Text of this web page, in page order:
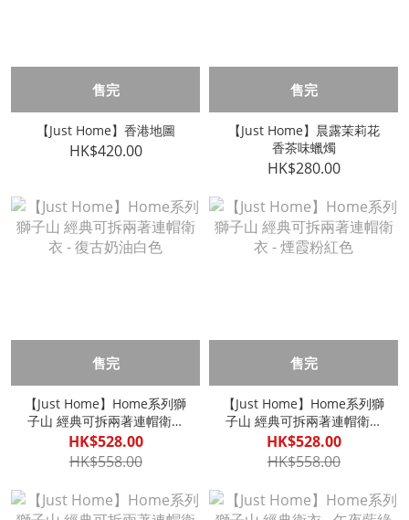
售完
【Just Home】香港地圖
HK$420.00
售完
【Just Home】晨露茉莉花
香茶味蠟燭
HK$280.00
售完
【Just Home】Home系列獅
子山 經典可拆兩著連帽衛衣
- 復古奶油白色
HK$528.00
HK$558.00
售完
【Just Home】Home系列獅
子山 經典可拆兩著連帽衛衣
- 煙霞粉紅色
HK$528.00
HK$558.00